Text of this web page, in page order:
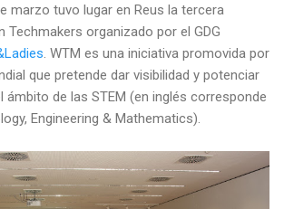
marzo tuvo lugar en Reus la tercera
Techmakers organizado por el GDG
. WTM es una iniciativa promovida por
que pretende dar visibilidad y potenciar
ámbito de las STEM (en inglés corresponde
Engineering & Mathematics).